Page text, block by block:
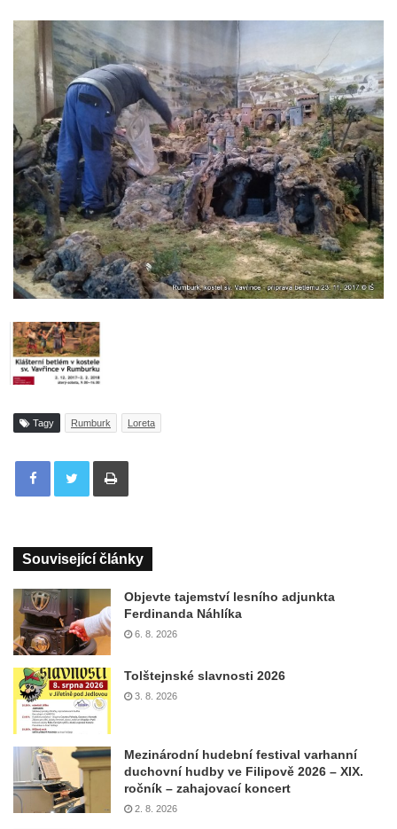
Tagy Rumburk Loreta
Tisknout
Související články
Objevte tajemství lesního adjunkta
Ferdinanda Náhlíka
6. 8. 2026
Tolštejnské slavnosti 2026
3. 8. 2026
Mezinárodní hudební festival varhanní
duchovní hudby ve Filipově 2026 – XIX.
ročník – zahajovací koncert
2. 8. 2026